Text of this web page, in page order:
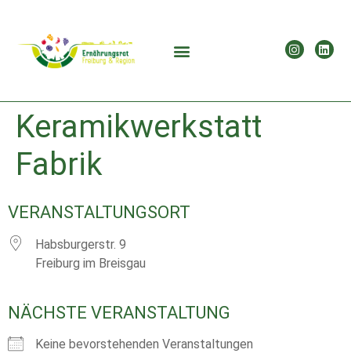
Keramikwerkstatt
Fabrik
VERANSTALTUNGSORT
Habsburgerstr. 9
Freiburg im Breisgau
NÄCHSTE VERANSTALTUNG
Keine bevorstehenden Veranstaltungen